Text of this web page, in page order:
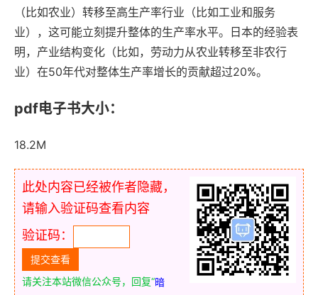
（比如农业）转移至高生产率行业（比如工业和服务
业），这可能立刻提升整体的生产率水平。日本的经验表
明，产业结构变化（比如，劳动力从农业转移至非农行
业）在50年代对整体生产率增长的贡献超过20%。
pdf电子书大小：
18.2M
此处内容已经被作者隐藏，
请输入验证码查看内容
验证码：
请关注本站微信公众号，回复“暗